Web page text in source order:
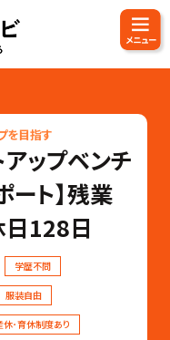
を目指す
ップベンチ
ト】残業
128日
学歴不問
服装自由
休･育休制度あり